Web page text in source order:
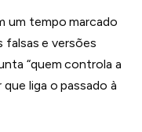
um tempo marcado
falsas e versões
“quem controla a
liga o passado à